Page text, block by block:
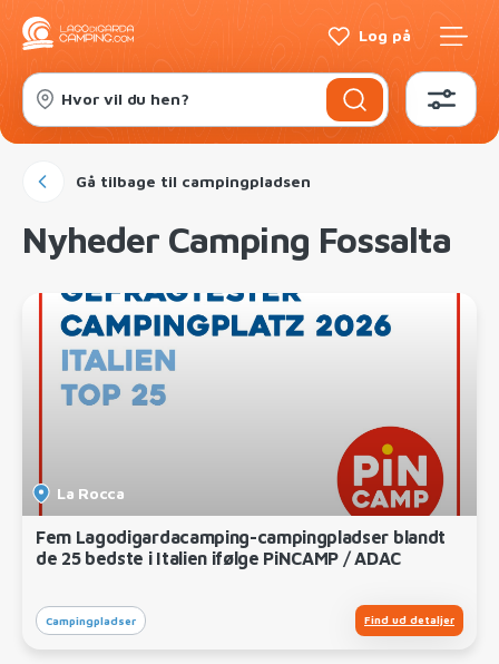
Log på
Hvor vil du hen?
Gå tilbage til campingpladsen
Nyheder Camping Fossalta
La Rocca
Fem Lagodigardacamping-campingpladser blandt
de 25 bedste i Italien ifølge PiNCAMP / ADAC
Campingpladser Find ud detaljer